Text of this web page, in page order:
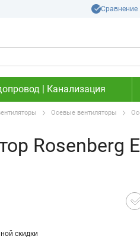
Сравнение
| Канализация
Осевые вентиляторы
Rosenberg
скидки